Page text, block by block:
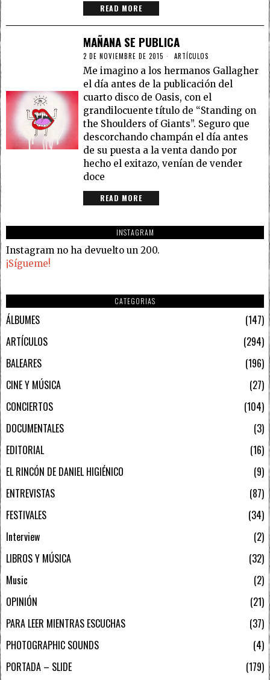
READ MORE
MAÑANA SE PUBLICA
2 DE NOVIEMBRE DE 2015 ARTÍCULOS
Me imagino a los hermanos Gallagher
el día antes de la publicación del
cuarto disco de Oasis, con el
grandilocuente título de “Standing on
the Shoulders of Giants”. Seguro que
descorchando champán el día antes
de su puesta a la venta dando por
hecho el exitazo, venían de vender
doce
READ MORE
INSTAGRAM
Instagram no ha devuelto un 200.
¡Sígueme!
CATEGORIAS
ÁLBUMES
147
ARTÍCULOS
294
BALEARES
196
CINE Y MÚSICA
27
CONCIERTOS
104
DOCUMENTALES
3
EDITORIAL
16
EL RINCÓN DE DANIEL HIGIÉNICO
9
ENTREVISTAS
87
FESTIVALES
34
Interview
2
LIBROS Y MÚSICA
32
Music
2
OPINIÓN
21
PARA LEER MIENTRAS ESCUCHAS
37
PHOTOGRAPHIC SOUNDS
4
PORTADA – SLIDE
179